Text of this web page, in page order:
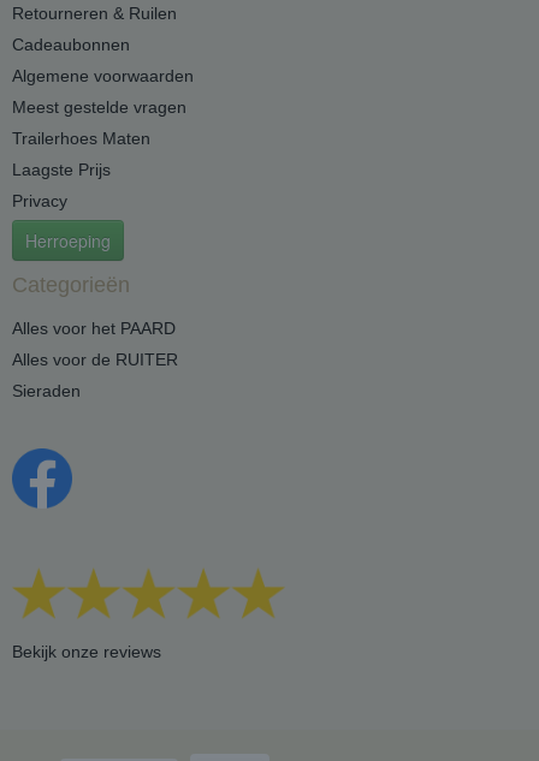
Retourneren & Ruilen
Cadeaubonnen
Algemene voorwaarden
Meest gestelde vragen
Trailerhoes Maten
Laagste Prijs
Privacy
Herroeping
Categorieën
Alles voor het PAARD
Alles voor de RUITER
Sieraden
Bekijk onze reviews